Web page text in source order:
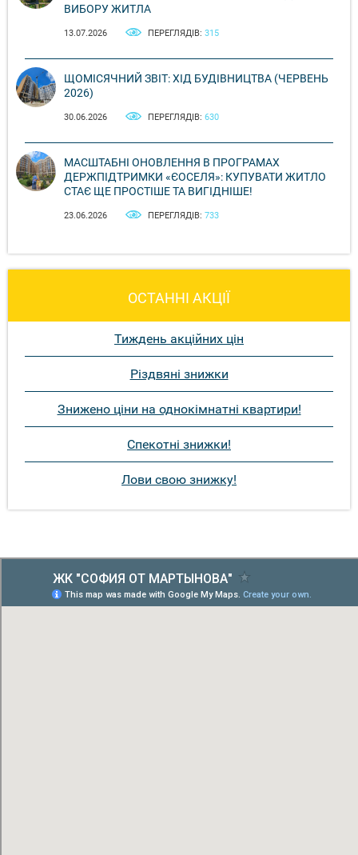
ВИБОРУ ЖИТЛА
13.07.2026 ПЕРЕГЛЯДІВ: 315
ЩОМІСЯЧНИЙ ЗВІТ: ХІД БУДІВНИЦТВА (ЧЕРВЕНЬ
2026)
30.06.2026 ПЕРЕГЛЯДІВ: 630
МАСШТАБНІ ОНОВЛЕННЯ В ПРОГРАМАХ
ДЕРЖПІДТРИМКИ «ЄОСЕЛЯ»: КУПУВАТИ ЖИТЛО
СТАЄ ЩЕ ПРОСТІШЕ ТА ВИГІДНІШЕ!
23.06.2026 ПЕРЕГЛЯДІВ: 733
ОСТАННІ АКЦІЇ
Тиждень акційних цін
Різдвяні знижки
Знижено ціни на однокімнатні квартири!
Спекотні знижки!
Лови свою знижку!